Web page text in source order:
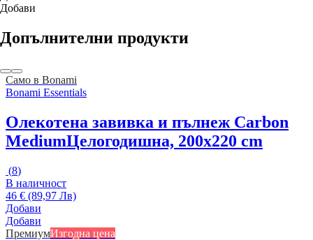
Добави
Допълнителни продукти
Само в Bonami
Bonami Essentials
Олекотена завивка и пълнеж Carbon
MediumЦелогодишна, 200x220 cm
(8)
В наличност
46 € (89,97 Лв)
Добави
Добави
ПремиумИзгодна цена